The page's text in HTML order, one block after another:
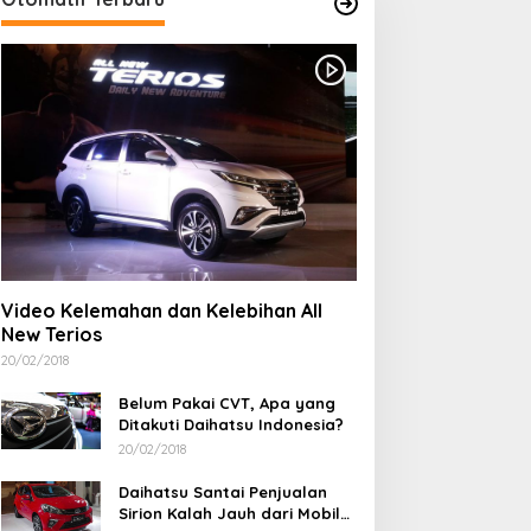
Bencana Hidrometeorologi
Kesehatan
Bima Perkuat
Lintas Sektor
Penerapan
Layanan Primer
Kontingen Pramuka
Kabupaten Bima Resmi
Dilepas Menuju Jamnas XII
Video Kelemahan dan Kelebihan All
New Terios
20/02/2018
Belum Pakai CVT, Apa yang
Ditakuti Daihatsu Indonesia?
20/02/2018
Daihatsu Santai Penjualan
Sirion Kalah Jauh dari Mobil